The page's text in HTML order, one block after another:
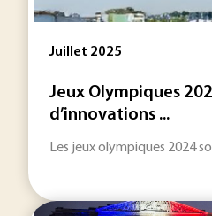
Juillet 2025
Jeux Olympiques
d’innovations ...
Les jeux olympiques 2024